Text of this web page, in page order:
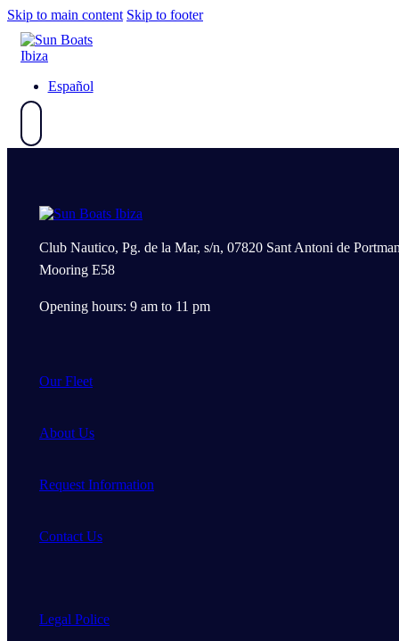
Skip to main content Skip to footer
Español
Club Nautico, Pg. de la Mar, s/n, 07820 Sant Antoni de
Mooring E58
Opening hours: 9 am to 11 pm
Our Fleet
About Us
Request Information
Contact Us
Legal Police